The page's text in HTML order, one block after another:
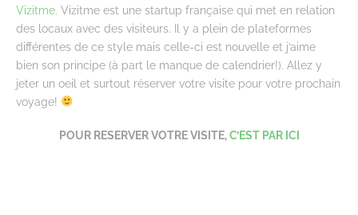
Vizitme. Vizitme est une startup française qui met en relation
des locaux avec des visiteurs. Il y a plein de plateformes
différentes de ce style mais celle-ci est nouvelle et j’aime
bien son principe (à part le manque de calendrier!). Allez y
jeter un oeil et surtout réserver votre visite pour votre prochain
voyage!
POUR RESERVER VOTRE VISITE,C’EST PAR ICI